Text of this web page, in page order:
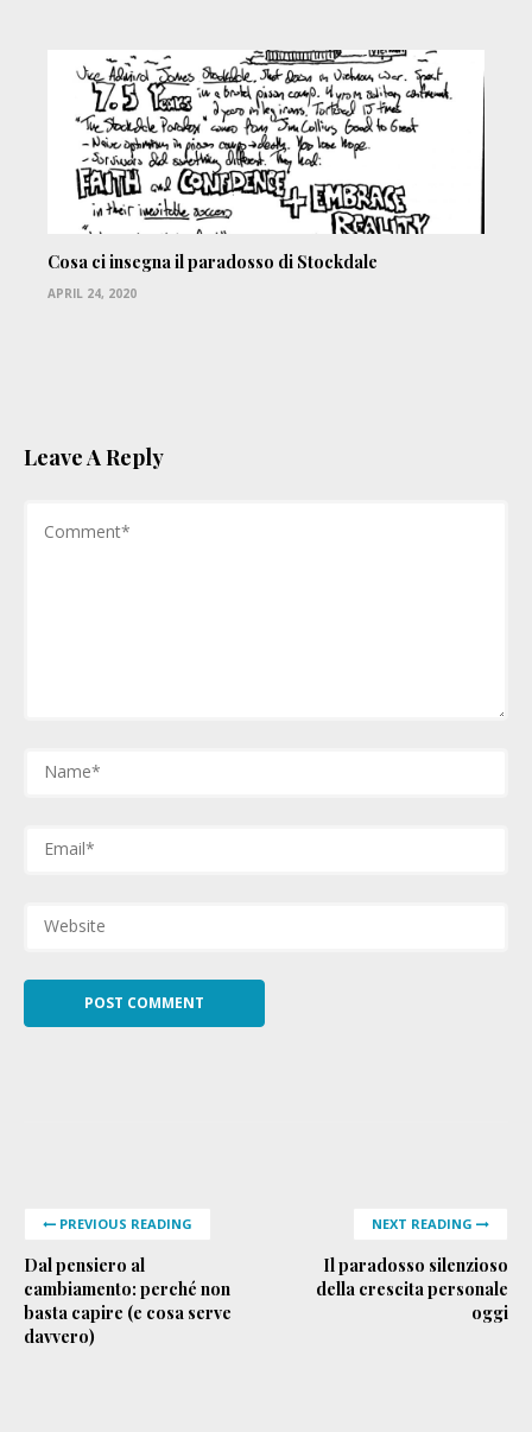
Cosa ci insegna il paradosso di Stockdale
APRIL 24, 2020
Leave A Reply
PREVIOUS READING
Dal pensiero al
cambiamento: perché non
basta capire (e cosa serve
davvero)
NEXT READING
Il paradosso silenzioso
della crescita personale
oggi